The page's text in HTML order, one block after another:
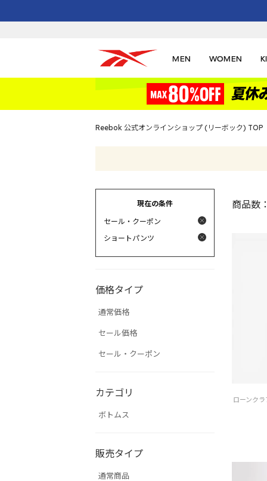
MEN WOMEN
Reebok 公式オンラインショップ (リーボック) TOP
現在の条件
セール・クーポン
ショートパンツ
価格タイプ
通常価格
セール価格
セール・クーポン
カテゴリ
ボトムス
販売タイプ
通常商品
商品数：